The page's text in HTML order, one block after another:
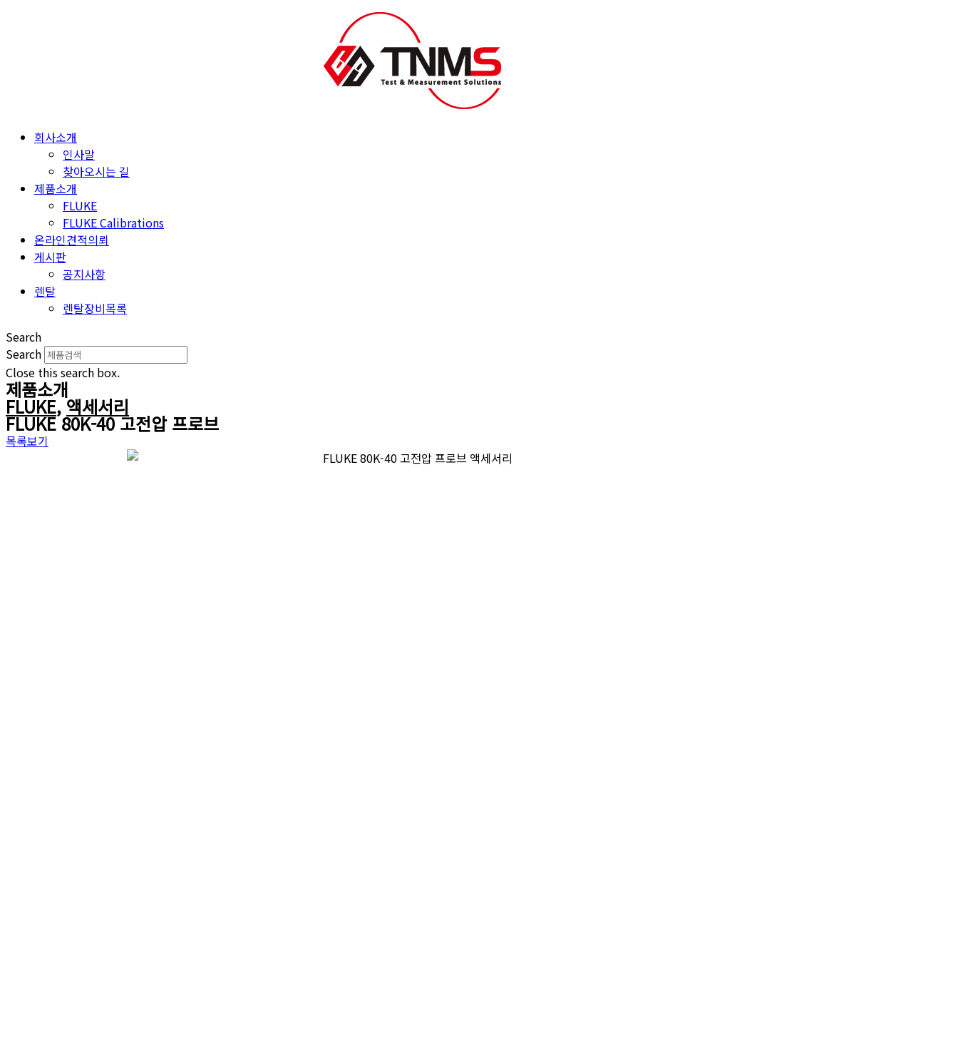
회사소개
인사말
찾아오시는 길
제품소개
FLUKE
FLUKE Calibrations
온라인견적의뢰
게시판
공지사항
렌탈
렌탈장비목록
Search
Search
Close this search box.
제품소개
FLUKE,액세서리
FLUKE 80K-40 고전압 프로브
목록보기